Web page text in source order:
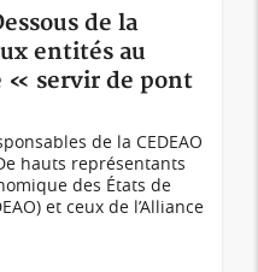
de la
entités au
« servir de pont
de la CEDEAO
hauts représentants
des États de
et ceux de l’Alliance